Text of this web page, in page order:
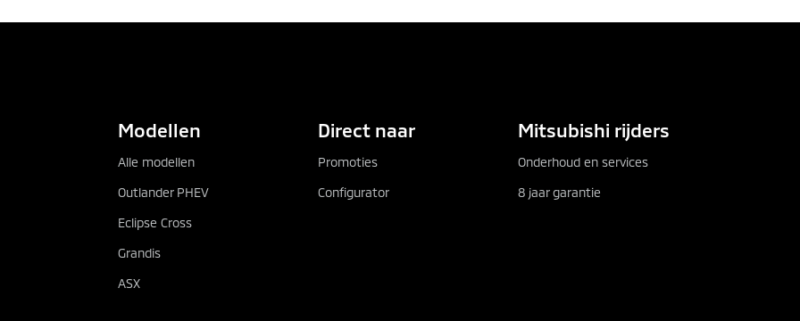
Modellen
Alle modellen
Outlander PHEV
Eclipse Cross
Grandis
ASX
Direct naar
Promoties
Configurator
Mitsubishi rijders
Onderhoud en services
8 jaar garantie